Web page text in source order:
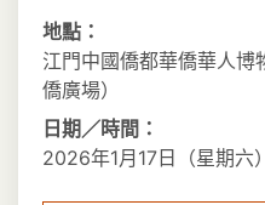
地點：
江門中國僑都華僑華人博
僑廣場）
日期／時間：
2026年1月17日（星期